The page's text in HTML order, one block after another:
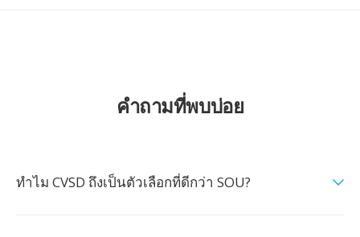
คำถามที่พบบ่อย
ทำไม CVSD ถึงเป็นตัวเลือกที่ดีกว่า SOU?